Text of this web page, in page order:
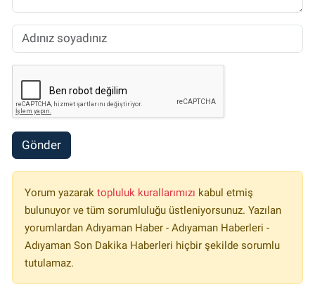
Gönder
Yorum yazarak topluluk kurallarımızı kabul etmiş
bulunuyor ve tüm sorumluluğu üstleniyorsunuz. Yazılan
yorumlardan Adıyaman Haber - Adıyaman Haberleri -
Adıyaman Son Dakika Haberleri hiçbir şekilde sorumlu
tutulamaz.